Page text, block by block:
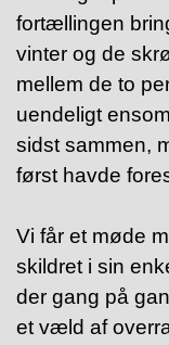
fortællingen
vinter og de
mellem de to
uendeligt
sidst sammen,
først havde
Vi får et møde
skildret i sin
der gang på
et væld af